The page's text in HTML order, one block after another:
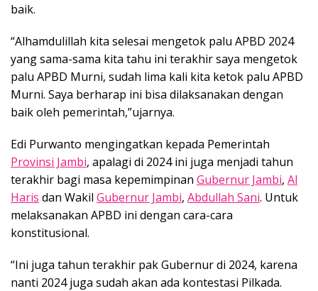
baik.
“Alhamdulillah kita selesai mengetok palu APBD 2024
yang sama-sama kita tahu ini terakhir saya mengetok
palu APBD Murni, sudah lima kali kita ketok palu APBD
Murni. Saya berharap ini bisa dilaksanakan dengan
baik oleh pemerintah,”ujarnya.
Edi Purwanto mengingatkan kepada Pemerintah
Provinsi Jambi, apalagi di 2024 ini juga menjadi tahun
terakhir bagi masa kepemimpinan Gubernur Jambi, Al
Haris dan Wakil Gubernur Jambi, Abdullah Sani. Untuk
melaksanakan APBD ini dengan cara-cara
konstitusional.
“Ini juga tahun terakhir pak Gubernur di 2024, karena
nanti 2024 juga sudah akan ada kontestasi Pilkada.